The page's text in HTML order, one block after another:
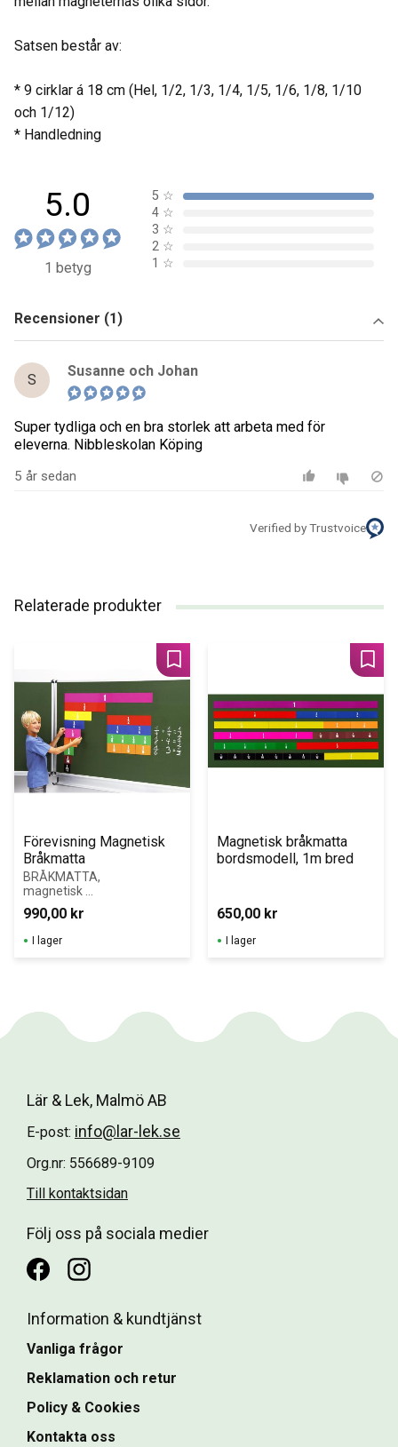
Satsen består av:
* 9 cirklar á 18 cm (Hel, 1/2, 1/3, 1/4, 1/5, 1/6, 1/8, 1/10
och 1/12)
* Handledning
5.0
1 betyg
5 ☆
4 ☆
3 ☆
2 ☆
1 ☆
Recensioner (1)
S
Susanne och Johan
Super tydliga och en bra storlek att arbeta med för
eleverna. Nibbleskolan Köping
5 år sedan
Verified by Trustvoice
Relaterade produkter
Förevisning Magnetisk
Bråkmatta
BRÅKMATTA,
magnetisk
Illustrerar
följande delar: 1,
1/2, 1/3, 1/4,
1/5, 1/6, 1/8,
990,00 kr
Lägg till i favoriter
I lager
Magnetisk bråkmatta
bordsmodell, 1m bred
650,00 kr
I lager
Lär & Lek, Malmö AB
E-post: info@lar-lek.se
Org.nr: 556689-9109
Till kontaktsidan
Följ oss på sociala medier
Information & kundtjänst
Vanliga frågor
Reklamation och retur
Policy & Cookies
Kontakta oss